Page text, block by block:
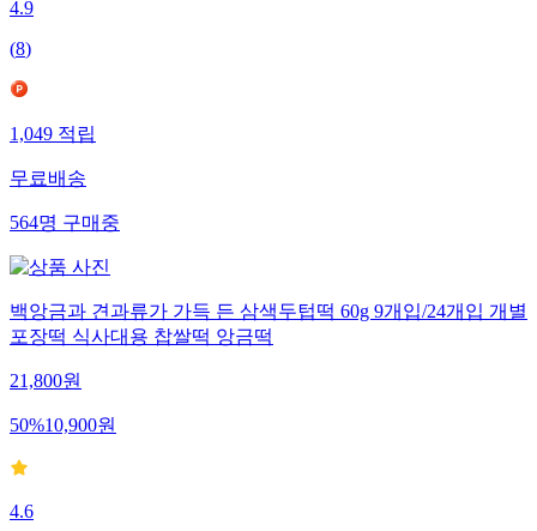
4.9
(8)
1,049적립
무료배송
564명구매중
백앙금과 견과류가 가득 든 삼색두텁떡 60g 9개입/24개입 개별
포장떡 식사대용 찹쌀떡 앙금떡
21,800원
50%10,900원
4.6